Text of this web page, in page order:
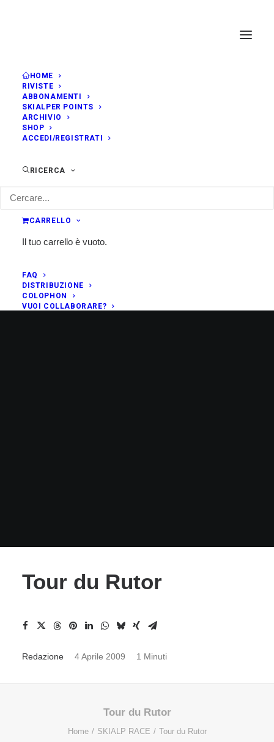
HOME
RIVISTE
ABBONAMENTI
SKIALPER POINTS
ARCHIVIO
SHOP
ACCEDI/REGISTRATI
RICERCA
CARRELLO
Il tuo carrello è vuoto.
FAQ
DISTRIBUZIONE
COLOPHON
VUOI COLLABORARE?
Tour du Rutor
Redazione 4 Aprile 2009 1 Minuti
Tour du Rutor
Home SKIALP RACE Tour du Rutor